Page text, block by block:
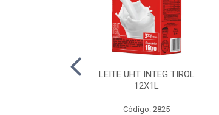
LEITE UHT INTEG TIROL
12X1L
Código: 2825